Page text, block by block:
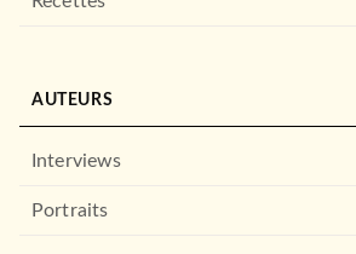
AUTEURS
Interviews
Portraits